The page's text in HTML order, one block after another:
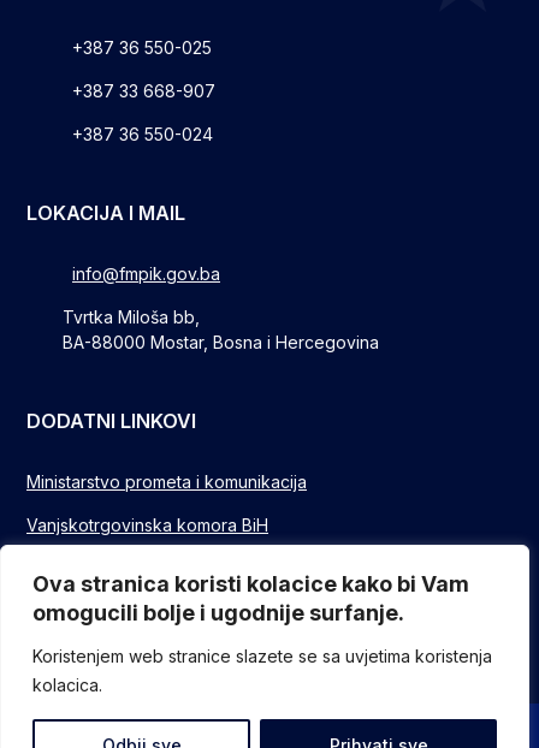
Ova stranica koristi kolacice kako bi Vam
omogucili bolje i ugodnije surfanje.
Koristenjem web stranice slazete se sa uvjetima koristenja
kolacica.
+387 36 550-025
+387 33 668-907
+387 36 550-024
LOKACIJA I MAIL
info@fmpik.gov.ba
Tvrtka Miloša bb,
BA-88000 Mostar, Bosna i Hercegovina
DODATNI LINKOVI
Ministarstvo prometa i komunikacija
Vanjskotrgovinska komora BiH
FUZIP Sarajevo
© Sva prava pridržana - Federalno ministarstvo komunikacija i